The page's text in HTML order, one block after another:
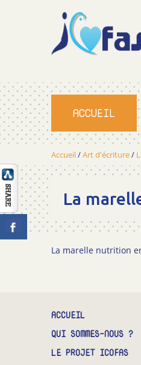
ACCUEIL
Accueil/Art d'écriture/
La
La marelle nutrition
ACCUEIL
QUI SOMMES-NOUS ?
LE PROJET ICOFAS